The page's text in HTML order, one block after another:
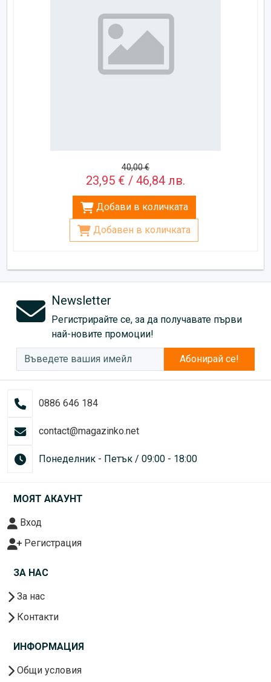
40,00 €
23,95 € / 46,84 лв.
Добави в количката
Добавен в количката
Newsletter
Регистрирайте се, за да получавате първи
най-новите промоции!
Абонирай се!
0886 646 184
contact@magazinko.net
Понеделник - Петък / 09:00 - 18:00
МОЯТ АКАУНТ
Вход
Регистрация
ЗА НАС
За нас
Контакти
ИНФОРМАЦИЯ
Общи условия